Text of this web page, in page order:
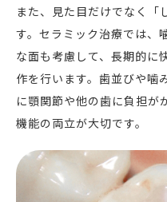
また、見た目だけでなく「
す。セラミック治療では、
な面も考慮して、長期的に
作を行います。歯並びや噛
に顎関節や他の歯に負担が
機能の両立が大切です。